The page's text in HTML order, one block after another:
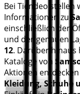
Bei Tiendeo stellen
Informationen zu
einschließlich der
und der genauen
12. Darüber hinaus
Kataloge von
Aktionen
Kleidung, Schuhe